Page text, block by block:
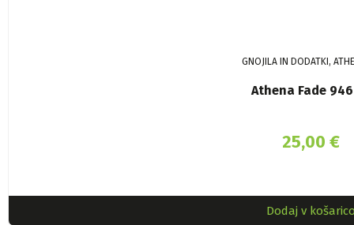
GNOJILA IN DODATKI,
Athena Fade
25,00 €
Dodaj v